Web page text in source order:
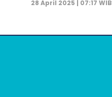
28 April 2025 | 07:17 WIB